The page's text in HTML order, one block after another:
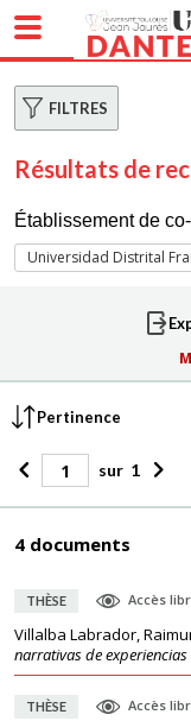
FILTRES
Résultats de
Établissement de
Universidad Distrital
sur 1
4 documents
THÈSE Accès
Villalba Labrador,
narrativas de
THÈSE Accès